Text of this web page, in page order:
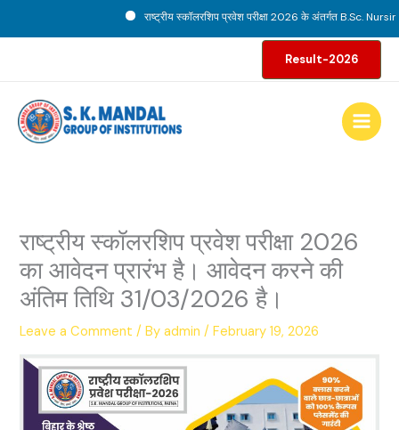
राष्ट्रीय स्कॉलरशिप प्रवेश परीक्षा 2026 के अंतर्गत B.Sc.
Result-2026
राष्ट्रीय स्कॉलरशिप प्रवेश परीक्षा 2026
का आवेदन प्रारंभ है। आवेदन करने की
अंतिम तिथि 31/03/2026 है।
Leave a Comment / Byadmin/February 19, 2026